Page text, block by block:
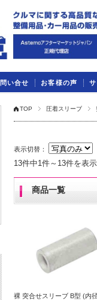
い合せ お客様の声
TOP 圧着スリーブ
表示切替：
13件中1件～13件を表示
商品一覧
裸 突合せスリーブ B型 (内